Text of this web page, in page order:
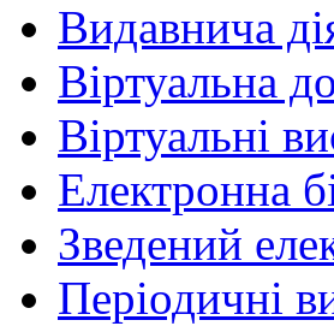
Видавнича
Віртуальна
Віртуальні
Електронна
Зведений
Періодичні